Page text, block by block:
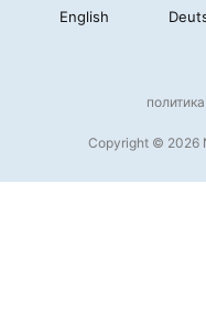
English
Copyright © 2026